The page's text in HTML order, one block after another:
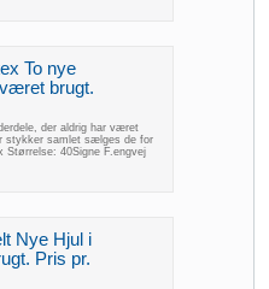
To nye
brugt.
der aldrig har været
stykker samlet sælges de for
Størrelse: 40Signe F.engvej
Nye Hjul i
Pris pr.